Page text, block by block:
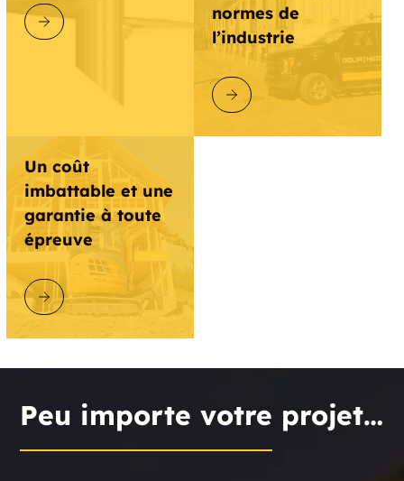
DÉCOUVRIR GOLIATHTECH
normes de
l’industrie
DÉCOUVRIR GOLIATHTECH
Un coût
imbattable et une
garantie à toute
épreuve
DÉCOUVRIR GOLIATHTECH
Peu importe votre projet…